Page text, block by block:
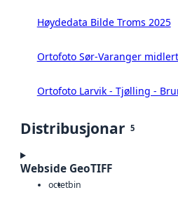
Høydedata Bilde Troms 2025
Ortofoto Sør-Varanger
Ortofoto Larvik - Tjølling -
Distribusjonar 5
Webside GeoTIFF
octetbin